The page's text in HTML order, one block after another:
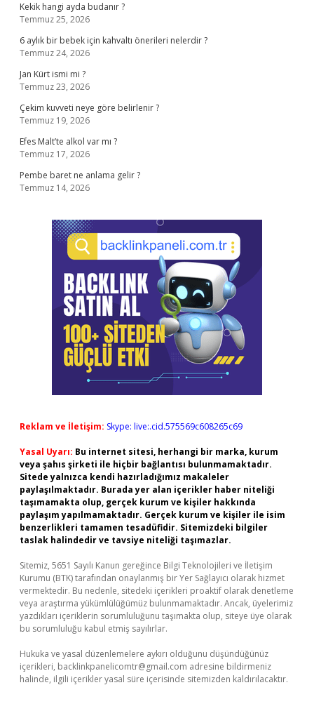
Kekik hangi ayda budanır ?
Temmuz 25, 2026
6 aylık bir bebek için kahvaltı önerileri nelerdir ?
Temmuz 24, 2026
Jan Kürt ismi mi ?
Temmuz 23, 2026
Çekim kuvveti neye göre belirlenir ?
Temmuz 19, 2026
Efes Malt’te alkol var mı ?
Temmuz 17, 2026
Pembe baret ne anlama gelir ?
Temmuz 14, 2026
Reklam ve İletişim: Skype: live:.cid.575569c608265c69
Yasal Uyarı: Bu internet sitesi, herhangi bir marka, kurum
veya şahıs şirketi ile hiçbir bağlantısı bulunmamaktadır.
Sitede yalnızca kendi hazırladığımız makaleler
paylaşılmaktadır. Burada yer alan içerikler haber niteliği
taşımamakta olup, gerçek kurum ve kişiler hakkında
paylaşım yapılmamaktadır. Gerçek kurum ve kişiler ile isim
benzerlikleri tamamen tesadüfidir. Sitemizdeki bilgiler
taslak halindedir ve tavsiye niteliği taşımazlar.
Sitemiz, 5651 Sayılı Kanun gereğince Bilgi Teknolojileri ve İletişim
Kurumu (BTK) tarafından onaylanmış bir Yer Sağlayıcı olarak hizmet
vermektedir. Bu nedenle, sitedeki içerikleri proaktif olarak denetleme
veya araştırma yükümlülüğümüz bulunmamaktadır. Ancak, üyelerimiz
yazdıkları içeriklerin sorumluluğunu taşımakta olup, siteye üye olarak
bu sorumluluğu kabul etmiş sayılırlar.
Hukuka ve yasal düzenlemelere aykırı olduğunu düşündüğünüz
içerikleri, backlinkpanelicomtr@gmail.com adresine bildirmeniz
halinde, ilgili içerikler yasal süre içerisinde sitemizden kaldırılacaktır.